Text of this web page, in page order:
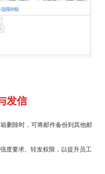
发信
删除时，可将邮件备份到其他邮
度要求、转发权限，以提升员工